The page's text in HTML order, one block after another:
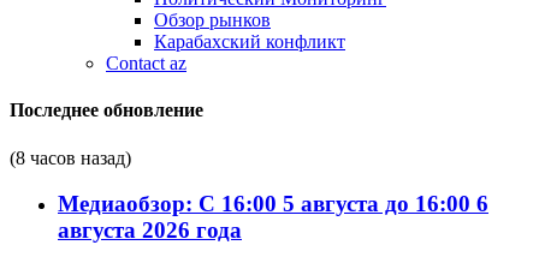
Обзор рынков
Карабахский конфликт
Contact az
Последнее обновление
(8 часов назад)
Медиаобзор: С 16:00 5 августа до 16:00 6
августа 2026 года